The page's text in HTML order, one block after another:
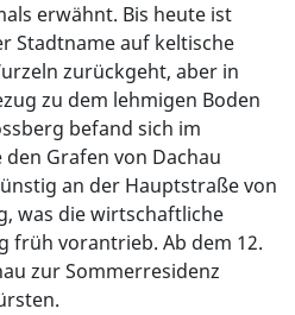
erwähnt. Bis heute ist
Stadtname auf keltische
zurückgeht, aber in
zu dem lehmigen Boden
befand sich im
Grafen von Dachau
an der Hauptstraße von
was die wirtschaftliche
früh vorantrieb. Ab dem 12.
zur Sommerresidenz